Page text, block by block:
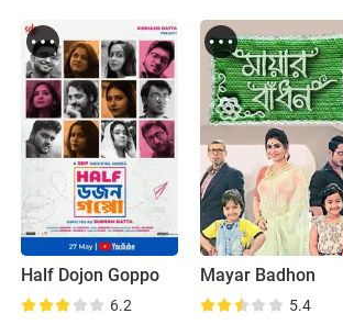
Half Dojon Goppo
6.2
Mayar Badhon
5.4